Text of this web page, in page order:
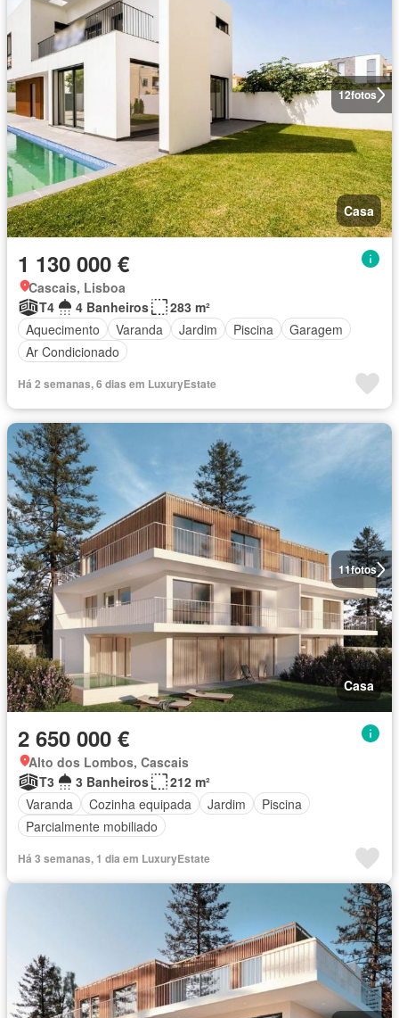
12fotos
Casa
1 130 000 €
Cascais, Lisboa
T4
4 Banheiros
283 m²
Aquecimento
Varanda Jardim Piscina
Garagem
Ar Condicionado
Há 2 semanas, 6 dias em LuxuryEstate
11fotos
Casa
2 650 000 €
Alto dos Lombos, Cascais
T3
3 Banheiros
212 m²
Varanda
Cozinha equipada Jardim
Piscina
Parcialmente mobiliado
Há 3 semanas, 1 dia em LuxuryEstate